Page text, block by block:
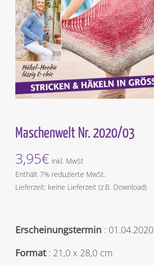
Maschenwelt Nr. 2020/03
3,95€ inkl. MwSt
Enthält 7% reduzierte MwSt.
Lieferzeit: keine Lieferzeit (z.B. Download)
Erscheinungstermin : 01.04.2020
Format: 21,0 x 28,0 cm